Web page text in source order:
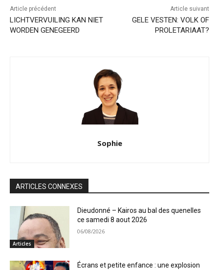
Article précédent
LICHTVERVUILING KAN NIET
WORDEN GENEGEERD
Article suivant
GELE VESTEN: VOLK OF
PROLETARIAAT?
Sophie
ARTICLES CONNEXES
Articles
Dieudonné – Kairos au bal des quenelles
ce samedi 8 aout 2026
06/08/2026
Écrans et petite enfance : une explosion